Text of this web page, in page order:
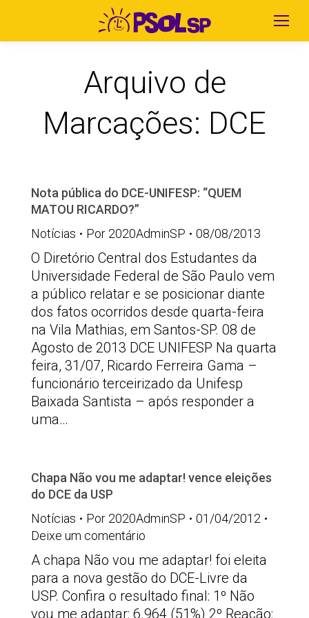
Arquivo de
Marcações: DCE
Nota pública do DCE-UNIFESP: “QUEM
MATOU RICARDO?”
Notícias
Por 2020AdminSP 08/08/2013
O Diretório Central dos Estudantes da
Universidade Federal de São Paulo vem
a público relatar e se posicionar diante
dos fatos ocorridos desde quarta-feira
na Vila Mathias, em Santos-SP. 08 de
Agosto de 2013 DCE UNIFESP Na quarta
feira, 31/07, Ricardo Ferreira Gama –
funcionário terceirizado da Unifesp
Baixada Santista – após responder a
uma…
Chapa Não vou me adaptar! vence eleições
do DCE da USP
Notícias
Por 2020AdminSP
01/04/2012
Deixe um comentário
A chapa Não vou me adaptar! foi eleita
para a nova gestão do DCE-Livre da
USP. Confira o resultado final: 1º Não
vou me adaptar: 6.964 (51%) 2º Reação: